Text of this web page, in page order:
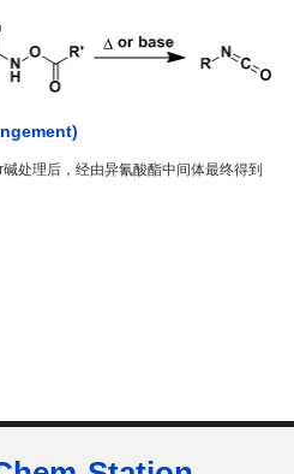
处理后，经由异氰酸酯中间体最终得到